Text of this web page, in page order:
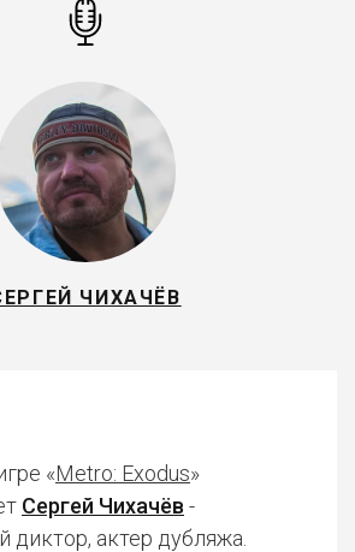
ЧИХАЧЁВ
«Metro: Exodus»
Сергей Чихачёв -
диктор, актер дубляжа.